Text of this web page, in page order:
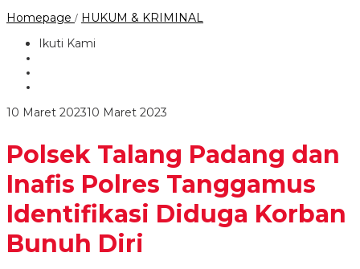
Homepage / HUKUM & KRIMINAL
Bunuh
Diri
Ikuti Kami
10 Maret 202310 Maret 2023
Polsek Talang Padang dan
Inafis Polres Tanggamus
Identifikasi Diduga Korban
Bunuh Diri